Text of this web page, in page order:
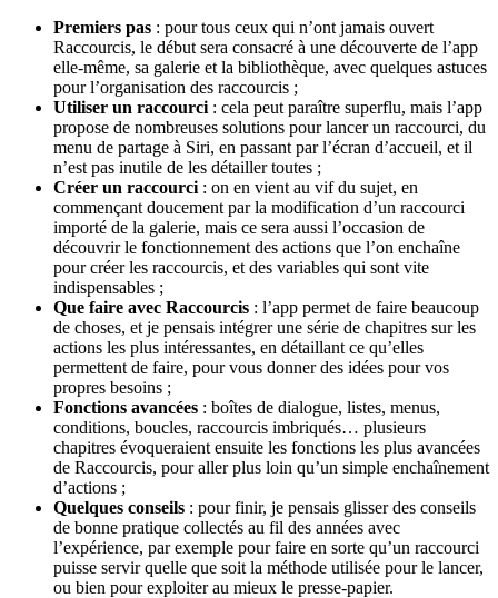
Premiers pas : pour tous ceux qui n’ont jamais ouvert
Raccourcis, le début sera consacré à une découverte de l’app
elle-même, sa galerie et la bibliothèque, avec quelques astuces
pour l’organisation des raccourcis ;
Utiliser un raccourci : cela peut paraître superflu, mais l’app
propose de nombreuses solutions pour lancer un raccourci, du
menu de partage à Siri, en passant par l’écran d’accueil, et il
n’est pas inutile de les détailler toutes ;
Créer un raccourci : on en vient au vif du sujet, en
commençant doucement par la modification d’un raccourci
importé de la galerie, mais ce sera aussi l’occasion de
découvrir le fonctionnement des actions que l’on enchaîne
pour créer les raccourcis, et des variables qui sont vite
indispensables ;
Que faire avec Raccourcis : l’app permet de faire beaucoup
de choses, et je pensais intégrer une série de chapitres sur les
actions les plus intéressantes, en détaillant ce qu’elles
permettent de faire, pour vous donner des idées pour vos
propres besoins ;
Fonctions avancées : boîtes de dialogue, listes, menus,
conditions, boucles, raccourcis imbriqués… plusieurs
chapitres évoqueraient ensuite les fonctions les plus avancées
de Raccourcis, pour aller plus loin qu’un simple enchaînement
d’actions ;
Quelques conseils : pour finir, je pensais glisser des conseils
de bonne pratique collectés au fil des années avec
l’expérience, par exemple pour faire en sorte qu’un raccourci
puisse servir quelle que soit la méthode utilisée pour le lancer,
ou bien pour exploiter au mieux le presse-papier.